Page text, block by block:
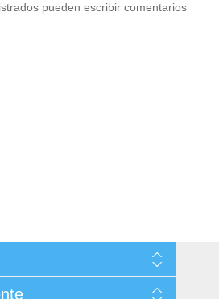
pueden escribir comentarios